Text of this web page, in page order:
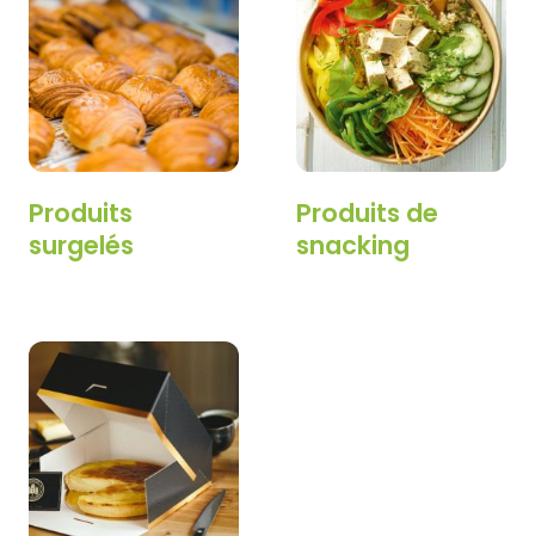
Produits
surgelés
Produits de
snacking